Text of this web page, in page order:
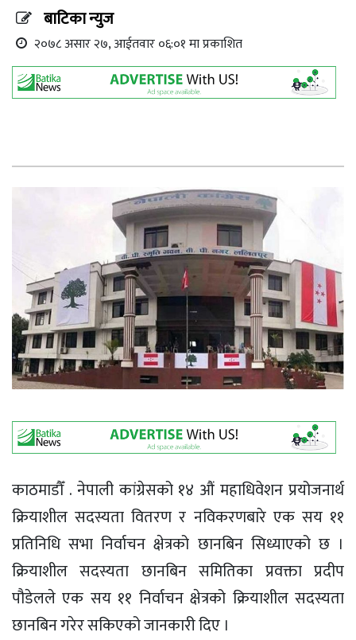
बाटिका न्युज
२०७८ असार २७, आईतवार ०६:०१ मा प्रकाशित
काठमाडौँ . नेपाली कांग्रेसको १४ औं महाधिवेशन प्रयोजनार्थ
क्रियाशील सदस्यता वितरण र नविकरणबारे एक सय ११
प्रतिनिधि सभा निर्वाचन क्षेत्रको छानबिन सिध्याएको छ ।
क्रियाशील सदस्यता छानबिन समितिका प्रवक्ता प्रदीप
पौडेलले एक सय ११ निर्वाचन क्षेत्रको क्रियाशील सदस्यता
छानबिन गरेर सकिएको जानकारी दिए ।